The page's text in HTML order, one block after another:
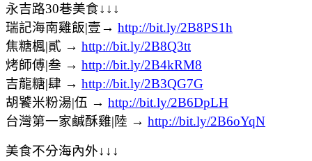
永吉路30巷美食↓↓↓
瑞記海南雞飯|壹→ http://bit.ly/2B8PS1h
焦糖楓|貳 → http://bit.ly/2B8Q3tt
烤師傅|叁 → http://bit.ly/2B4kRM8
吉龍糖|肆 → http://bit.ly/2B3QG7G
胡饕米粉湯|伍 → http://bit.ly/2B6DpLH
台灣第一家鹹酥雞|陸 → http://bit.ly/2B6oYqN
美食不分海內外↓↓↓